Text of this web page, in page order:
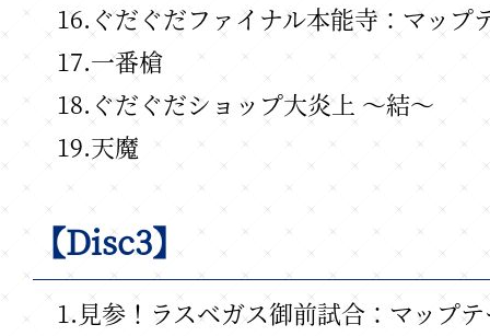
16.ぐだぐだファイナル本能寺：マップ
17.一番槍
18.ぐだぐだショップ大炎上 ～結～
19.天魔
【Disc3】
1.見参！ラスベガス御前試合：マップ